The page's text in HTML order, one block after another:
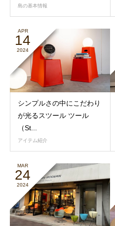
島の基本情報
APR
14
2024
シンプルさの中にこだわり
が光るスツール ツール
（St...
アイテム紹介
MAR
24
2024